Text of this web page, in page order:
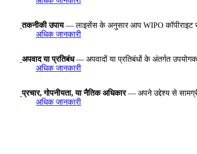
तकनीकी उपाय— लाइसेंस के अनुसार आप WIPO कॉपीराइट
अधिक जानकारी
अपवाद या प्रतिबंध— अपवादों या प्रतिबंधों के अंतर्गत
अधिक जानकारी
प्रचार, गोपनीयता, या नैतिक अधिकार— अपने उद्देश्य से
अधिक जानकारी